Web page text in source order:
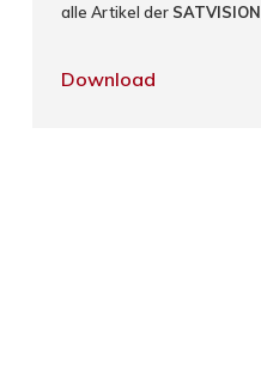
alle Artikel der SATVISION
Download